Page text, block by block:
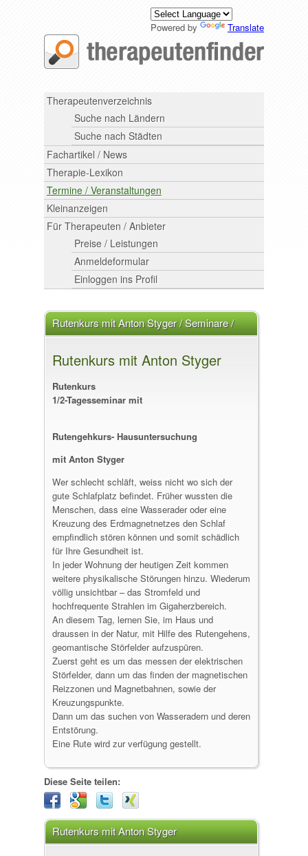
Powered by Translate
Therapeutenverzeichnis
Suche nach Ländern
Suche nach Städten
Fachartikel / News
Therapie-Lexikon
Termine / Veranstaltungen
Kleinanzeigen
Für Therapeuten / Anbieter
Preise / Leistungen
Anmeldeformular
Einloggen ins Profil
Rutenkurs mit Anton Styger / Seminare /
Workshops
Rutenkurs mit Anton Styger
Rutenkurs
1/2-Tagesseminar mit
Rutengehkurs- Hausuntersuchung
mit Anton Styger
Wer schlecht schläft, weiss nicht wo sich der
gute Schlafplatz befindet. Früher wussten die
Menschen, dass eine Wasserader oder eine
Kreuzung des Erdmagnetnetzes den Schlaf
empfindlich stören können und somit schädlich
für Ihre Gesundheit ist.
In jeder Wohnung der heutigen Zeit kommen
weitere physikalische Störungen hinzu. Wiederum
völlig unsichtbar – das Stromfeld und
hochfrequente Strahlen im Gigaherzbereich.
An diesem Tag, lernen Sie, im Haus und
draussen in der Natur, mit Hilfe des Rutengehens,
geomantische Störfelder aufzuspüren.
Zuerst geht es um das messen der elektrischen
Störfelder, dann um das finden der magnetischen
Reizzonen und Magnetbahnen, sowie der
Kreuzungspunkte.
Dann um das suchen von Wasseradern und deren
Entstörung.
Eine Rute wird zur verfügung gestellt.
Diese Seite teilen:
Rutenkurs mit Anton Styger